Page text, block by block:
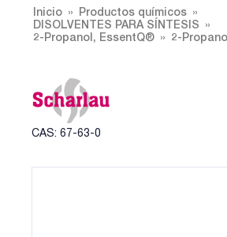
Inicio
Productos químicos
DISOLVENTES PARA SÍNTESIS
2-Propanol, EssentQ®
2-
CAS: 67-63-0